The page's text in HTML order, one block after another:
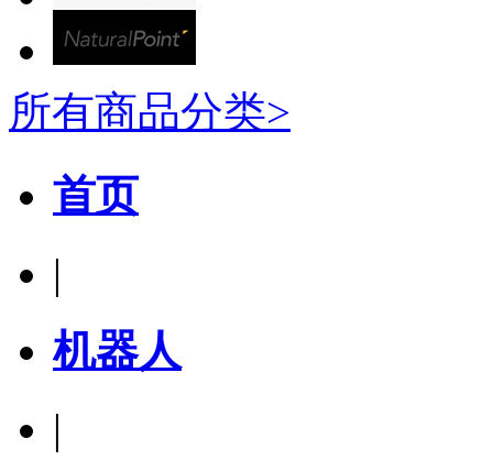
所有商品分类>
首页
|
机器人
|